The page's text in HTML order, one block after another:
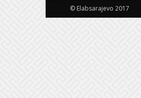
© Elabsarajevo 2017